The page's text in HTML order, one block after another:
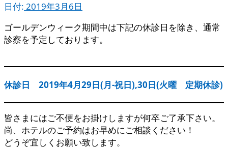
日付: 2019年3月6日
ゴールデンウィーク期間中は下記の休診日を除き、通常
診察を予定しております。
休診日 2019年4月29日(月-祝日),30日(火曜 定期休診)
皆さまにはご不便をお掛けしますが何卒ご了承下さい。
尚、ホテルのご予約はお早めにご相談ください！
どうぞ宜しくお願い致します。